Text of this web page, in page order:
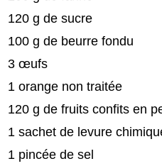
120 g de sucre
100 g de beurre fondu
3 œufs
1 orange non traitée
120 g de fruits confits en
1 sachet de levure
1 pincée de sel